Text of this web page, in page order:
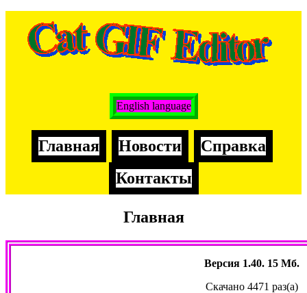
English language
Главная Новости
Справка
Контакты
Главная
Версия 1.40. 15 Мб.
Скачано 4471 раз(а)